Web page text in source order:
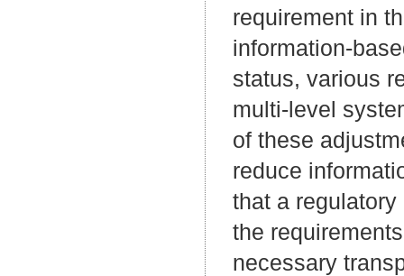
requirement in
information-
status, various
multi-level
of these
reduce
that a
the
necessary